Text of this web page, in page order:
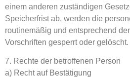
einem anderen zuständigen
Speicherfrist ab, werden die
routinemäßig und entsprechend
Vorschriften gesperrt oder gelöscht.
7. Rechte der betroffenen Person
a) Recht auf Bestätigung